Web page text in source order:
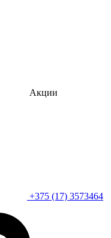
Акции
+375 (17) 3573464